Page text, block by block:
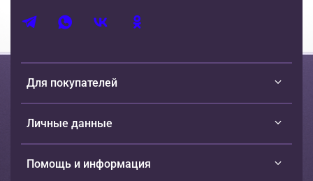
Для покупателей
Личные данные
Помощь и информация